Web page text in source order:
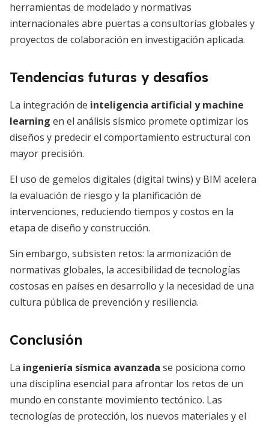
herramientas de modelado y normativas
internacionales abre puertas a consultorías globales y
proyectos de colaboración en investigación aplicada.
Tendencias futuras y desafíos
La integración de inteligencia artificial y machine
learning en el análisis sísmico promete optimizar los
diseños y predecir el comportamiento estructural con
mayor precisión.
El uso de gemelos digitales (digital twins) y BIM acelera
la evaluación de riesgo y la planificación de
intervenciones, reduciendo tiempos y costos en la
etapa de diseño y construcción.
Sin embargo, subsisten retos: la armonización de
normativas globales, la accesibilidad de tecnologías
costosas en países en desarrollo y la necesidad de una
cultura pública de prevención y resiliencia.
Conclusión
La ingeniería sísmica avanzada se posiciona como
una disciplina esencial para afrontar los retos de un
mundo en constante movimiento tectónico. Las
tecnologías de protección, los nuevos materiales y el